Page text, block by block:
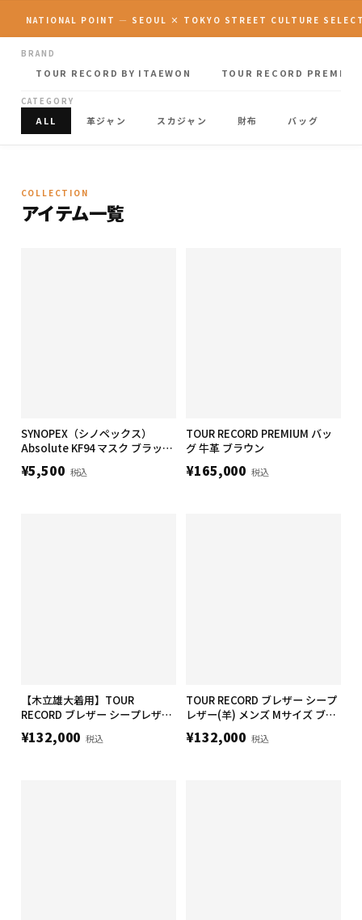
NATIONAL POINT — SEOUL × TOKYO STREET CULTURE
BRAND
TOUR RECORD BY ITAEWON TOUR RECORD PREMIUM
CATEGORY
ALL 革ジャン スカジャン 財布 バッグ
COLLECTION
アイテム一覧
SYNOPEX（シノペックス）
Absolute KF94 マスク ブラック
Mサイズ/50枚
¥5,500 税込
TOUR RECORD PREMIUM バッ
グ 牛革 ブラウン
¥165,000 税込
【木立雄大着用】TOUR
RECORD ブレザー シープレザー
¥132,000 税込
TOUR RECORD ブレザー シープ
レザー(羊) メンズ Mサイズ ブラ
¥132,000 税込